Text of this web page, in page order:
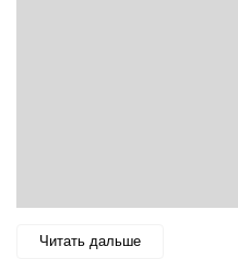
Читать дальше